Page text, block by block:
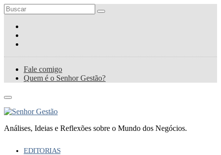
Fale comigo
Quem é o Senhor Gestão?
Análises, Ideias e Reflexões sobre o Mundo dos Negócios.
EDITORIAS